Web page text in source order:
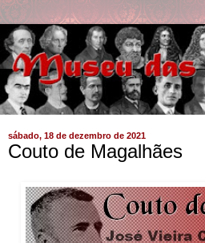
sábado, 18 de dezembro de 2021
Couto de Magalhães